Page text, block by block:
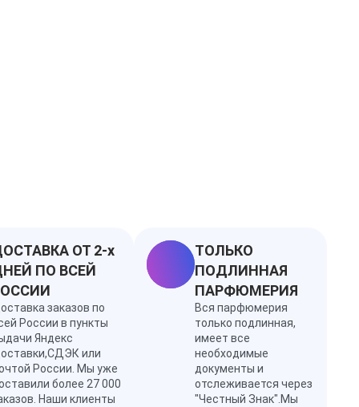
ОТ 2-х
ПО ВСЕЙ
заказов по
России в пункты
Яндекс
или
России. Мы уже
более 27 000
Наши клиенты
ТОЛЬКО
ПОДЛИННАЯ
ПАРФЮМЕРИЯ
Вся парфюмерия
только подлинная,
имеет все
необходимые
документы и
отслеживается через
"Честный Знак".Мы